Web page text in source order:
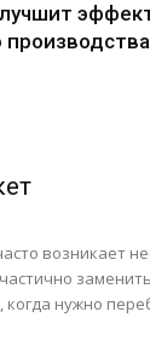
производства
возникает
нужно